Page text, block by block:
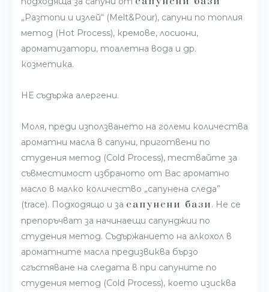
„Разтопи и излей“ (Melt&Pour), сапуни по топлия
метод (Hot Process), кремове, лосиони,
ароматизатори, тоалетна вода и др.
козметика.
НЕ съдържа алергени.
Моля, преди използването на големи количества
ароматни масла в сапуни, приготвени по
студения метод (Cold Process), тествайте за
съвместимост избраното от Вас ароматно
масло в малко количество „сапунена следа”
(trace). Подходящо и за сапунени бази. Не се
препоръчват за начинаещи сапунджии по
студения метод. Съдържанието на алкохол в
ароматните масла предизвиква бързо
сгъстяване на следата в при сапуните по
студения метод (Cold Process), което изисква